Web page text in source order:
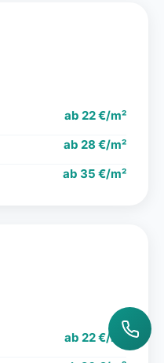
ab 22 €/m²
ab 28 €/m²
ab 35 €/m²
ab 22 €/m²